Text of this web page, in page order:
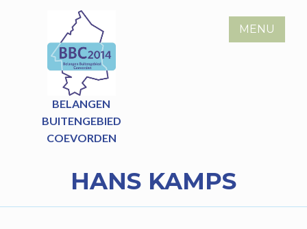
BELANGEN
BUITENGEBIED
COEVORDEN
MENU
HANS KAMPS